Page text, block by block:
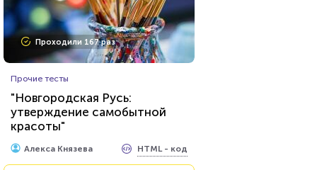
Проходили 167 раз
Прочие тесты
"Новгородская Русь:
утверждение самобытной
красоты"
Алекса Князева HTML - код